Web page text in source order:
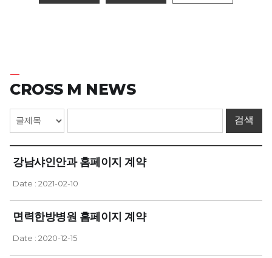
CROSS M NEWS
강남샤인안과 홈페이지 계약
Date : 2021-02-10
면력한방병원 홈페이지 계약
Date : 2020-12-15